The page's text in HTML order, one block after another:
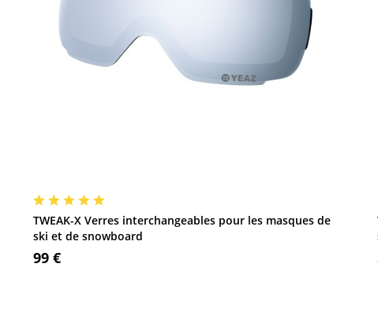
TWEAK-X Verres interchangeables pour les masques de
ski et de snowboard
99 €